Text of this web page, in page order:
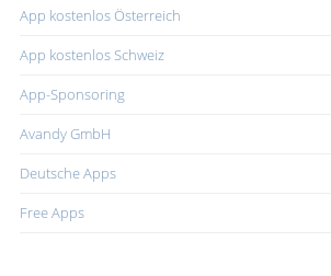
App kostenlos Österreich
App kostenlos Schweiz
App-Sponsoring
Avandy GmbH
Deutsche Apps
Free Apps